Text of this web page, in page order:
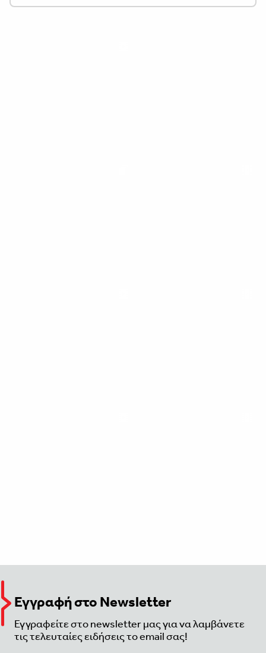
Εγγραφή στο Newsletter
Εγγραφείτε στο newsletter μας για να λαμβάνετε
τις τελευταίες ειδήσεις το email σας!